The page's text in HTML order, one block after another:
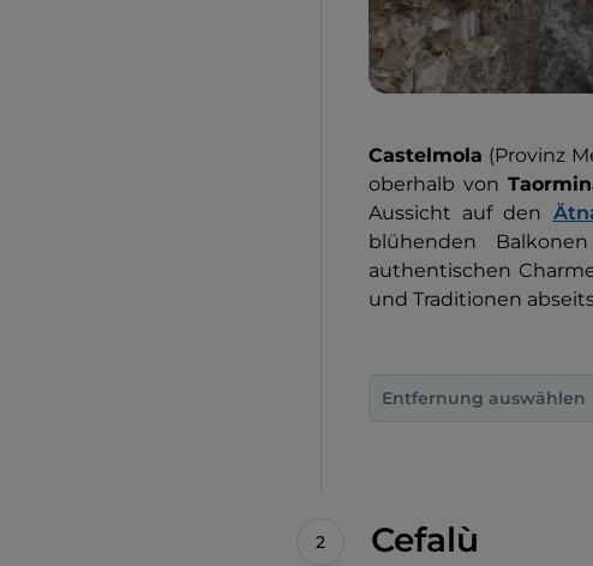
Castelmola (Provinz
oberhalb von
Aussicht auf den
blühenden
authentischen
und Traditionen
Entfernung auswählen
Cefalù